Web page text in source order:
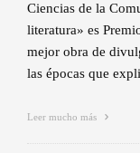
Ciencias de la
literatura» es
mejor obra de
las épocas que
Leer mucho más